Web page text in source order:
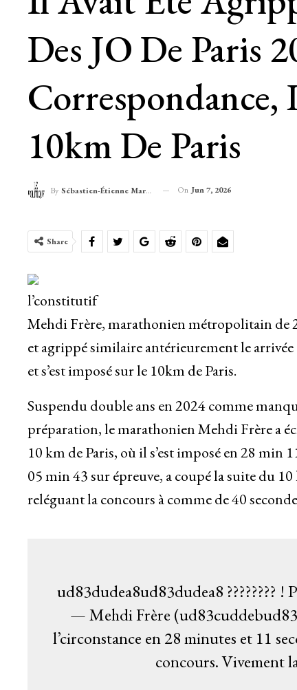
Des JO De Paris
Correspondance,
10km De Paris
By Sébastien-Étienne Marechal On Jun 7, 2026
Share
l’constitutif
Mehdi Frère, marathonien métropolitain de
et agrippé similaire antérieurement le
et s’est imposé sur le 10km de Paris.
Suspendu double ans en 2024 comme
préparation, le marathonien Mehdi Frère a
10 km de Paris, où il s’est imposé en 28
05 min 43 sur épreuve, a coupé la suite du
reléguant la concours à comme de 40
ud83dudea8ud83dudea8 ????????
— Mehdi Frère
l’circonstance en 28 minutes et 11
concours. Vivement